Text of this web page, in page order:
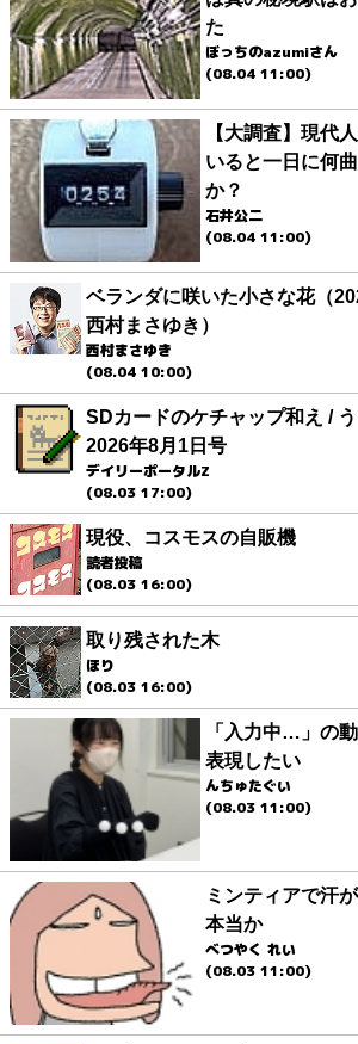
た
ぼっちのazumiさん
(08.04 11:00)
【大調査】現代
いると一日に何
か？
石井公二
(08.04 11:00)
ベランダに咲いた小さな花（
西村まさゆき）
西村まさゆき
(08.04 10:00)
SDカードのケチャップ和え /
2026年8月1日号
デイリーポータルZ
(08.03 17:00)
現役、コスモスの自販機
読者投稿
(08.03 16:00)
取り残された木
ほり
(08.03 16:00)
「入力中…」の
表現したい
んちゅたぐい
(08.03 11:00)
ミンティアで汗
本当か
べつやく れい
(08.03 11:00)